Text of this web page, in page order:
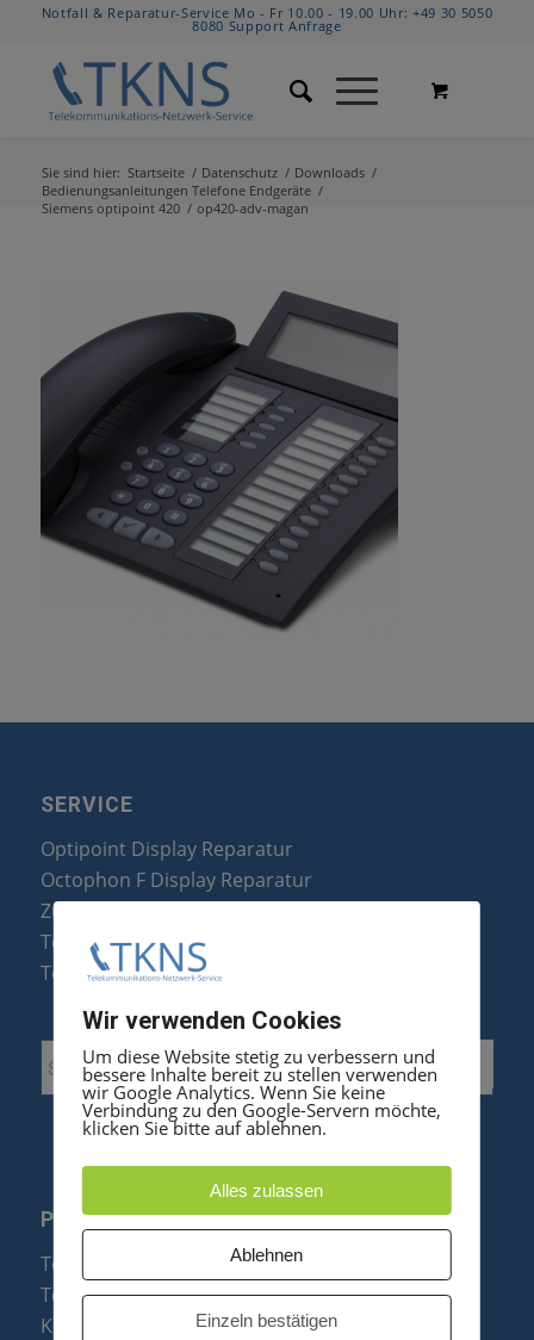
Notfall & Reparatur-Service Mo - Fr 10.00 - 19.00 Uhr:+49 30 5050
8080 Support Anfrage
Sie sind hier: Startseite / Datenschutz / Downloads /
Bedienungsanleitungen Telefone Endgeräte /
Siemens optipoint 420 / op420-adv-magan
SERVICE
Optipoint Display Reparatur
Octophon F Display Reparatur
Zubehör & Ersatzteile
Telefonanlagen Optimierung
Telefonanlagen Erweiterung
PRODUKTE
Telefonanlagen
Telefone
Konftel Konferenztelefone
Wir verwenden Cookies
Um diese Website stetig zu verbessern und
bessere Inhalte bereit zu stellen verwenden
wir Google Analytics. Wenn Sie keine
Verbindung zu den Google-Servern möchte,
klicken Sie bitte auf ablehnen.
Alles zulassen
Ablehnen
Einzeln bestätigen